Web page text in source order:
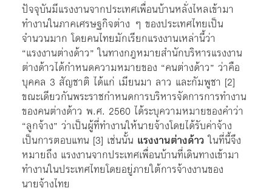
ปัจจุบันมีแรงงานจากประเทศเพื่อนบ้านหลั่งไหลเข้ามา
ทำงานในภาคเศรษฐกิจต่าง ๆ ของประเทศไทยเป็น
จำนวนมาก โดยคนไทยมักเรียกแรงงานเหล่านี้ว่า
“แรงงานต่างด้าว” ในทางกฎหมายสำนักบริหารแรงงาน
ต่างด้าวได้กำหนดความหมายของ “คนต่างด้าว” ว่าคือ
บุคคล 3 สัญชาติ ได้แก่ เมียนมา ลาว และกัมพูชา [2]
ขณะเดียวกันพระราชกำหนดการบริหารจัดการการทำงาน
ของคนต่างด้าว พ.ศ. 2560 ได้ระบุความหมายของคำว่า
“ลูกจ้าง” ว่าเป็นผู้ที่ทำงานให้นายจ้างโดยได้รับค่าจ้าง
เป็นการตอบแทน [3] เช่นนั้น แรงงานต่างด้าว ในที่นี้จึง
หมายถึง แรงงานจากประเทศเพื่อนบ้านที่เดินทางเข้ามา
ทำงานในประเทศไทยโดยอยู่ภายใต้การจ้างงานของ
นายจ้างไทย